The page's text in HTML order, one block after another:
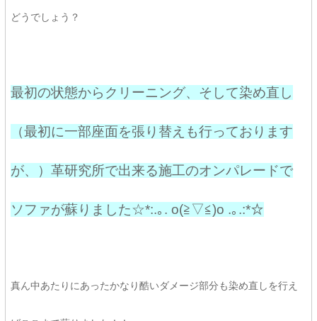
どうでしょう？
最初の状態からクリーニング、そして染め直し
（最初に一部座面を張り替えも行っております
が、）革研究所で出来る施工のオンパレードで
ソファが蘇りました☆*:.｡. o(≧▽≦)o .｡.:*☆
真ん中あたりにあったかなり酷いダメージ部分も染め直しを行え